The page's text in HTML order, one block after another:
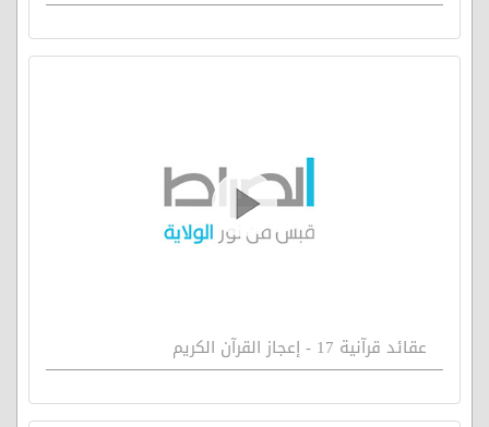
عقائد قرآنية 17 - إعجاز القرآن الكريم